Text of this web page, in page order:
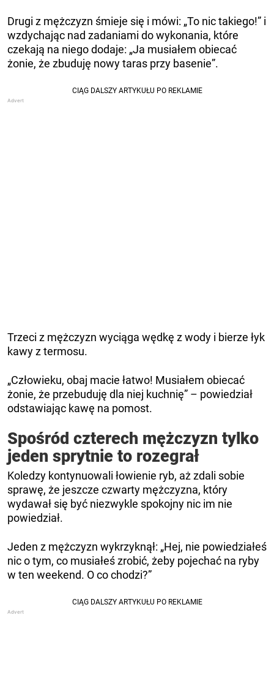
Drugi z mężczyzn śmieje się i mówi: „To nic takiego!” i
wzdychając nad zadaniami do wykonania, które
czekają na niego dodaje: „Ja musiałem obiecać
żonie, że zbuduję nowy taras przy basenie”.
Trzeci z mężczyzn wyciąga wędkę z wody i bierze łyk
kawy z termosu.
„Człowieku, obaj macie łatwo! Musiałem obiecać
żonie, że przebuduję dla niej kuchnię” – powiedział
odstawiając kawę na pomost.
Spośród czterech mężczyzn tylko
jeden sprytnie to rozegrał
Koledzy kontynuowali łowienie ryb, aż zdali sobie
sprawę, że jeszcze czwarty mężczyzna, który
wydawał się być niezwykle spokojny nic im nie
powiedział.
Jeden z mężczyzn wykrzyknął: „Hej, nie powiedziałeś
nic o tym, co musiałeś zrobić, żeby pojechać na ryby
w ten weekend. O co chodzi?”